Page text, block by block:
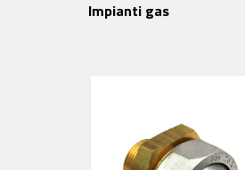
Impianti gas